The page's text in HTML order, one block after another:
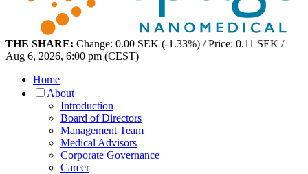
THE SHARE: Change: 0.00 SEK (-1.33%) / Price: 0.11 SEK /
Aug 6, 2026, 6:00 pm (CEST)
Home
About
Introduction
Board of Directors
Management Team
Medical Advisors
Corporate Governance
Career